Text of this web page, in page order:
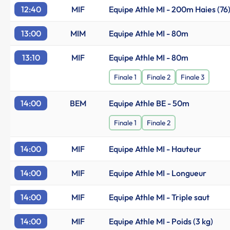
12:40 MIF Equipe Athle MI - 200m Haies (76)
13:00 MIM Equipe Athle MI - 80m
13:10 MIF Equipe Athle MI - 80m
Finale 1 Finale 2 Finale 3
14:00 BEM Equipe Athle BE - 50m
Finale 1 Finale 2
14:00 MIF Equipe Athle MI - Hauteur
14:00 MIF Equipe Athle MI - Longueur
14:00 MIF Equipe Athle MI - Triple saut
14:00 MIF Equipe Athle MI - Poids (3 kg)